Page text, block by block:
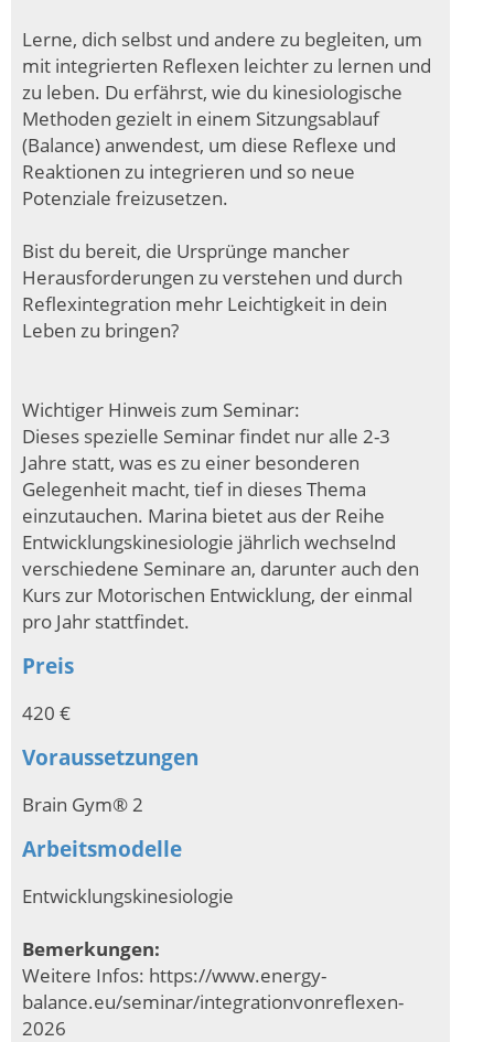
Lerne, dich selbst und andere zu begleiten, um
mit integrierten Reflexen leichter zu lernen und
zu leben. Du erfährst, wie du kinesiologische
Methoden gezielt in einem Sitzungsablauf
(Balance) anwendest, um diese Reflexe und
Reaktionen zu integrieren und so neue
Potenziale freizusetzen.
Bist du bereit, die Ursprünge mancher
Herausforderungen zu verstehen und durch
Reflexintegration mehr Leichtigkeit in dein
Leben zu bringen?
Wichtiger Hinweis zum Seminar:
Dieses spezielle Seminar findet nur alle 2-3
Jahre statt, was es zu einer besonderen
Gelegenheit macht, tief in dieses Thema
einzutauchen. Marina bietet aus der Reihe
Entwicklungskinesiologie jährlich wechselnd
verschiedene Seminare an, darunter auch den
Kurs zur Motorischen Entwicklung, der einmal
pro Jahr stattfindet.
Preis
420 €
Voraussetzungen
Brain Gym® 2
Arbeitsmodelle
Entwicklungskinesiologie
Bemerkungen:
Weitere Infos: https://www.energy-
balance.eu/seminar/integrationvonreflexen-
2026